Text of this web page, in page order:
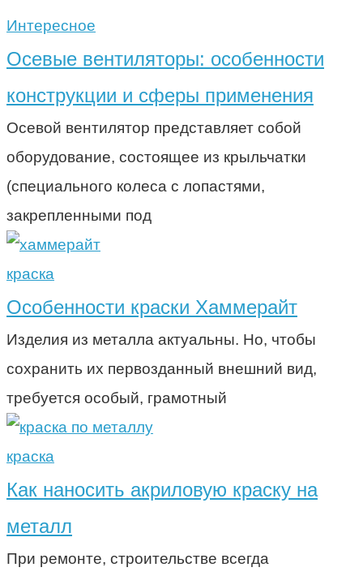
Интересное
Осевые вентиляторы: особенности
конструкции и сферы применения
Осевой вентилятор представляет собой
оборудование, состоящее из крыльчатки
(специального колеса с лопастями,
закрепленными под
краска
Особенности краски Хаммерайт
Изделия из металла актуальны. Но, чтобы
сохранить их первозданный внешний вид,
требуется особый, грамотный
краска
Как наносить акриловую краску на
металл
При ремонте, строительстве всегда